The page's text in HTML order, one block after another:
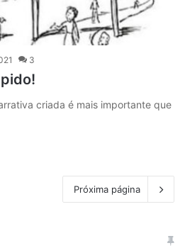
3
criada é mais importante que
Próxima página